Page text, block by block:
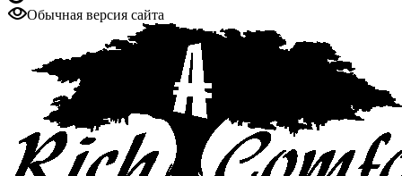
Обычная версия сайта